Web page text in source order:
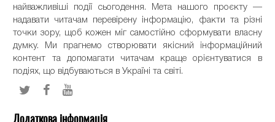
найважливіші події сьогодення. Мета нашого проєкту —
надавати читачам перевірену інформацію, факти та різні
точки зору, щоб кожен міг самостійно сформувати власну
думку. Ми прагнемо створювати якісний інформаційний
контент та допомагати читачам краще орієнтуватися в
подіях, що відбуваються в Україні та світі.